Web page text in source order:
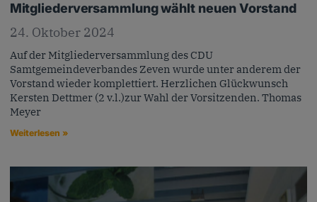
Mitgliederversammlung wählt neuen Vorstand
24. Oktober 2024
Auf der Mitgliederversammlung des CDU
Samtgemeindeverbandes Zeven wurde unter anderem der
Vorstand wieder komplettiert. Herzlichen Glückwunsch
Kersten Dettmer (2 v.l.)zur Wahl der Vorsitzenden. Thomas
Meyer
Weiterlesen »